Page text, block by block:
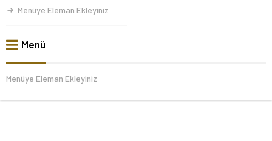
Menüye Eleman Ekleyiniz
Menü
Menüye Eleman Ekleyiniz